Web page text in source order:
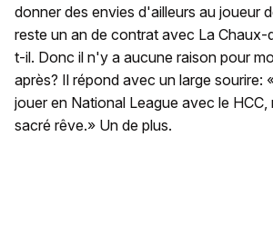
donner des envies d'ailleurs au joueur
reste un an de contrat avec La
t-il. Donc il n'y a aucune raison pour
après? Il répond avec un large sourire:
jouer en National League avec le HCC,
sacré rêve.» Un de plus.